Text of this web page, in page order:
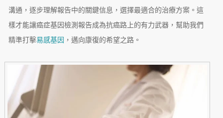
溝通，逐步理解報告中的關鍵信息，選擇最適合的治療方案。這
樣才能讓癌症基因檢測報告成為抗癌路上的有力武器，幫助我們
精準打擊易感基因 ，邁向康復的希望之路。